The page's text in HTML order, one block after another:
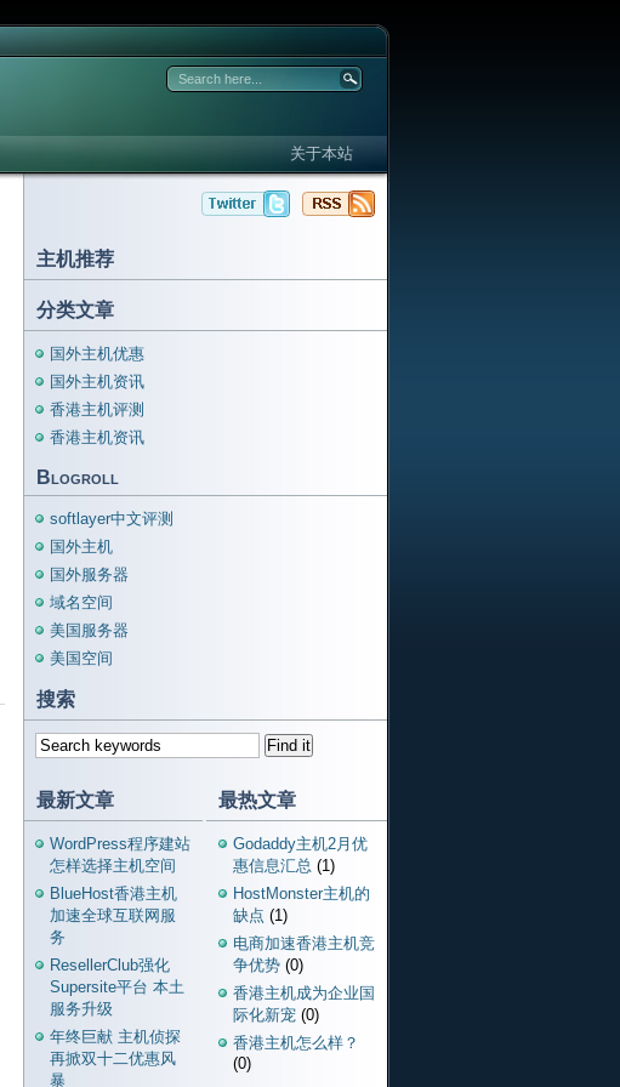
关于本站
主机推荐
分类文章
国外主机优惠
国外主机资讯
香港主机评测
香港主机资讯
Blogroll
softlayer中文评测
国外主机
国外服务器
域名空间
美国服务器
美国空间
搜索
最新文章
WordPress程序建站
怎样选择主机空间
BlueHost香港主机
加速全球互联网服
务
ResellerClub强化
Supersite平台 本土
服务升级
年终巨献 主机侦探
再掀双十二优惠风
暴
最热文章
Godaddy主机2月优
惠信息汇总 (1)
HostMonster主机的
缺点 (1)
电商加速香港主机竞
争优势 (0)
香港主机成为企业国
际化新宠 (0)
香港主机怎么样？
(0)